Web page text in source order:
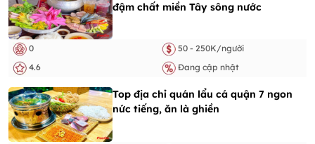
đậm chất miền Tây sông nước
0
50 - 250K/người
4.6
Đang cập nhật
Top địa chỉ quán lẩu cá quận 7 ngon
nức tiếng, ăn là ghiền